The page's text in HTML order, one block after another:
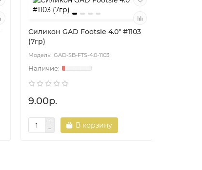
Силикон GAD Footsie 4.0" #1103
(7гр)
GAD-SB-FTS-4.0-1103
9.00р.
В корзину